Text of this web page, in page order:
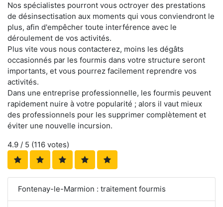
Nos spécialistes pourront vous octroyer des prestations
de désinsectisation aux moments qui vous conviendront le
plus, afin d'empêcher toute interférence avec le
déroulement de vos activités.
Plus vite vous nous contacterez, moins les dégâts
occasionnés par les fourmis dans votre structure seront
importants, et vous pourrez facilement reprendre vos
activités.
Dans une entreprise professionnelle, les fourmis peuvent
rapidement nuire à votre popularité ; alors il vaut mieux
des professionnels pour les supprimer complètement et
éviter une nouvelle incursion.
4.9 / 5 (116 votes)
Fontenay-le-Marmion : traitement fourmis